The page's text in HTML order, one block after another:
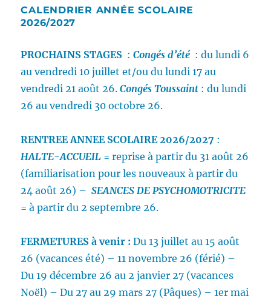
CALENDRIER ANNÉE SCOLAIRE
2026/2027
PROCHAINS STAGES :Congés d’été : du lundi 6
au vendredi 10 juillet et/ou du lundi 17 au
vendredi 21 août 26.Congés Toussaint : du lundi
26 au vendredi 30 octobre 26.
RENTREE ANNEE SCOLAIRE 2026/2027 :
HALTE-ACCUEIL = reprise à partir du 31 août 26
(familiarisation pour les nouveaux à partir du
24 août 26) –SEANCES DE PSYCHOMOTRICITE
= à partir du 2 septembre 26.
FERMETURES à venir :Du 13 juillet au 15 août
26 (vacances été) – 11 novembre 26 (férié) –
Du 19 décembre 26 au 2 janvier 27 (vacances
Noël) – Du 27 au 29 mars 27 (Pâques) – 1er mai